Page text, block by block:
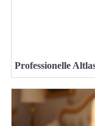
Professionelle